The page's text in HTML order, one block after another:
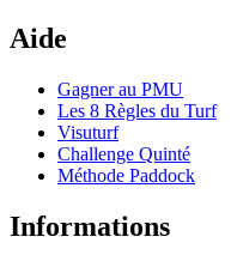
Aide
Gagner au PMU
Les 8 Règles du Turf
Visuturf
Challenge Quinté
Méthode Paddock
Informations